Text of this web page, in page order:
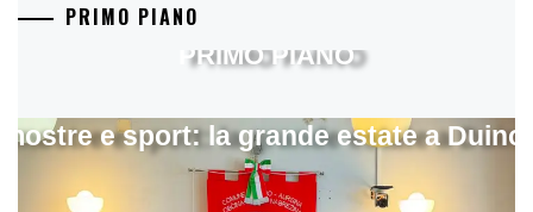
PRIMO PIANO
e sport: la grande estate a
PRIMO PIANO